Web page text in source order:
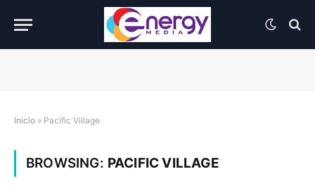
Inicio » Pacific Village
BROWSING: PACIFIC VILLAGE